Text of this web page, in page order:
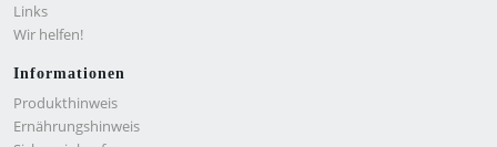
Links
Wir helfen!
Informationen
Produkthinweis
Ernährungshinweis